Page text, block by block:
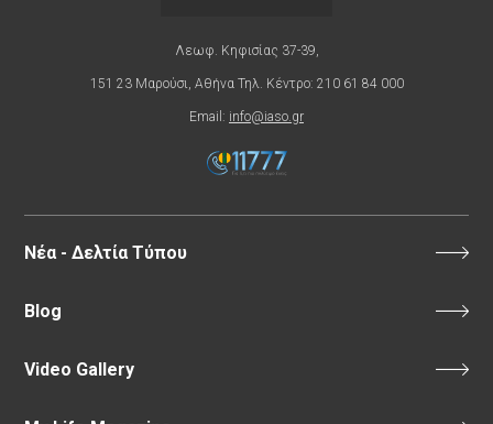
Λεωφ. Κηφισίας 37-39,
151 23 Μαρούσι, Αθήνα Τηλ. Κέντρο: 210 61 84 000
Email: info@iaso.gr
Νέα - Δελτία Τύπου
Blog
Video Gallery